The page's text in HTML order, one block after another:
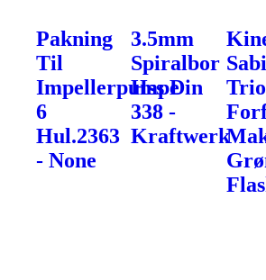
Pakning
Til
Impellerpumpe
6
Hul.2363
- None
3.5mm
Spiralbor
Hss Din
338 -
Kraftwerk
Trio